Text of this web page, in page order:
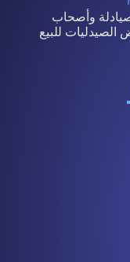
وأصحاب
للبيع